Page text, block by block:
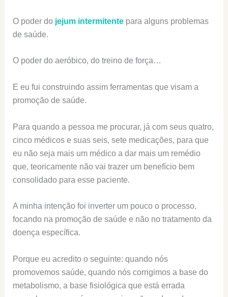
O poder do jejum intermitentepara alguns problemas
de saúde.
O poder do aeróbico, do treino de força…
E eu fui construindo assim ferramentas que visam a
promoção de saúde.
Para quando a pessoa me procurar, já com seus quatro,
cinco médicos e suas seis, sete medicações, para que
eu não seja mais um médico a dar mais um remédio
que, teoricamente não vai trazer um benefício bem
consolidado para esse paciente.
A minha intenção foi inverter um pouco o processo,
focando na promoção de saúde e não no tratamento da
doença específica.
Porque eu acredito o seguinte: quando nós
promovemos saúde, quando nós corrigimos a base do
metabolismo, a base fisiológica que está errada